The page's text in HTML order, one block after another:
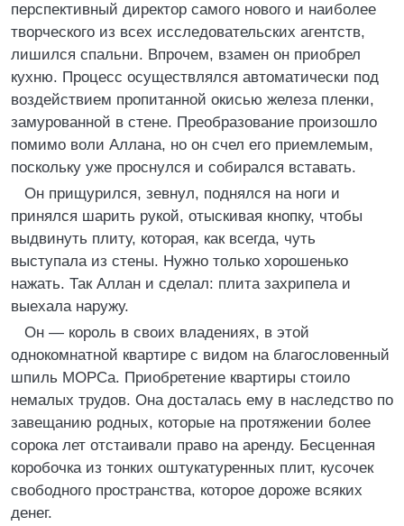
перспективный директор самого нового и наиболее
творческого из всех исследовательских агентств,
лишился спальни. Впрочем, взамен он приобрел
кухню. Процесс осуществлялся автоматически под
воздействием пропитанной окисью железа пленки,
замурованной в стене. Преобразование произошло
помимо воли Аллана, но он счел его приемлемым,
поскольку уже проснулся и собирался вставать.
Он прищурился, зевнул, поднялся на ноги и
принялся шарить рукой, отыскивая кнопку, чтобы
выдвинуть плиту, которая, как всегда, чуть
выступала из стены. Нужно только хорошенько
нажать. Так Аллан и сделал: плита захрипела и
выехала наружу.
Он — король в своих владениях, в этой
однокомнатной квартире с видом на благословенный
шпиль МОРСа. Приобретение квартиры стоило
немалых трудов. Она досталась ему в наследство по
завещанию родных, которые на протяжении более
сорока лет отстаивали право на аренду. Бесценная
коробочка из тонких оштукатуренных плит, кусочек
свободного пространства, которое дороже всяких
денег.